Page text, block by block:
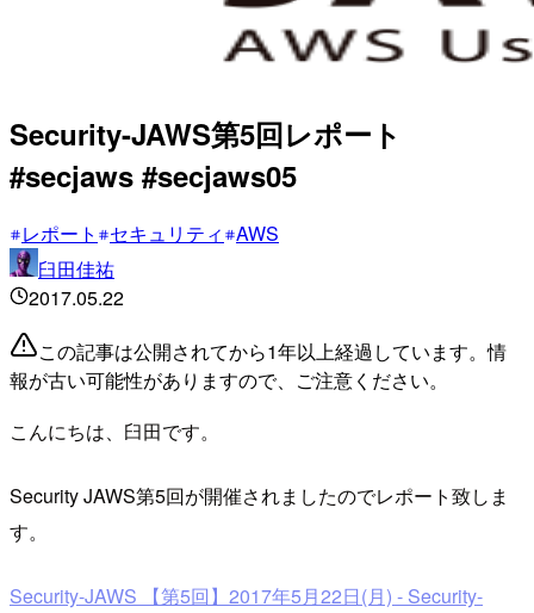
Security-JAWS第5回レポート
#secjaws #secjaws05
レポート セキュリティ AWS
臼田佳祐
2017.05.22
この記事は公開されてから1年以上経過しています。情
報が古い可能性がありますので、ご注意ください。
こんにちは、臼田です。
Security JAWS第5回が開催されましたのでレポート致しま
す。
Security-JAWS 【第5回】2017年5月22日(月) - Security-